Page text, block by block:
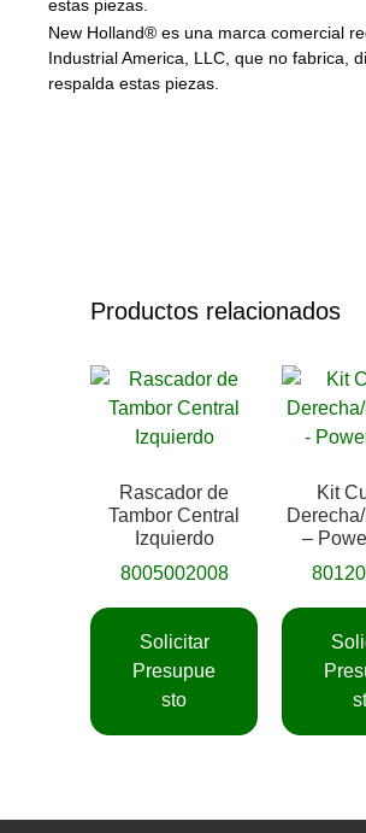
estas piezas.
New Holland® es una marca comercial
Industrial America, LLC, que no fabrica,
respalda estas piezas.
Productos relacionados
Rascador de
Tambor Central
Izquierdo
8005002008
Solicitar
Presupue
sto
Kit
–